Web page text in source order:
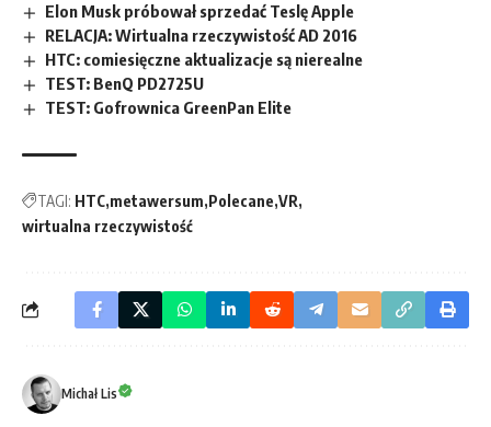
Elon Musk próbował sprzedać Teslę Apple
RELACJA: Wirtualna rzeczywistość AD 2016
HTC: comiesięczne aktualizacje są nierealne
TEST: BenQ PD2725U
TEST: Gofrownica GreenPan Elite
TAGI: HTC metawersum Polecane VR
wirtualna rzeczywistość
Michał Lis